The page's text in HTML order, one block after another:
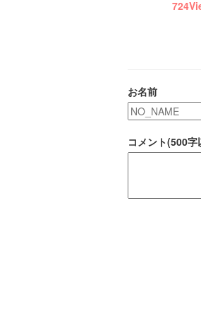
724
お名前
コメント(500字